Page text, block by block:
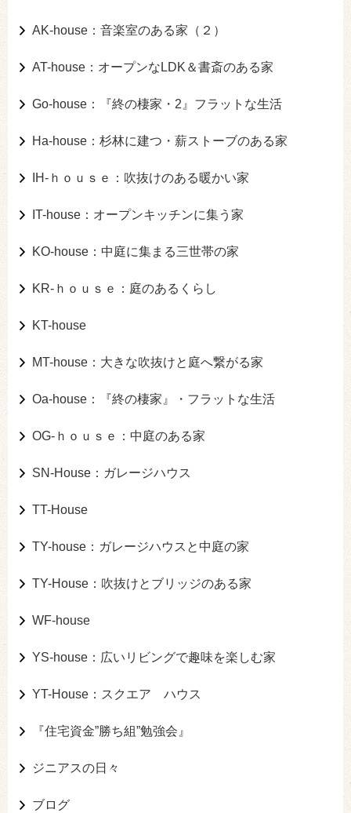
AK-house：音楽室のある家（２）
AT-house：オープンなLDK＆書斎のある家
Go-house：『終の棲家・2』フラットな生活
Ha-house：杉林に建つ・薪ストーブのある家
IH-ｈｏｕｓｅ：吹抜けのある暖かい家
IT-house：オープンキッチンに集う家
KO-house：中庭に集まる三世帯の家
KR-ｈｏｕｓｅ：庭のあるくらし
KT-house
MT-house：大きな吹抜けと庭へ繋がる家
Oa-house：『終の棲家』・フラットな生活
OG-ｈｏｕｓｅ：中庭のある家
SN-House：ガレージハウス
TT-House
TY-house：ガレージハウスと中庭の家
TY-House：吹抜けとブリッジのある家
WF-house
YS-house：広いリビングで趣味を楽しむ家
YT-House：スクエア ハウス
『住宅資金”勝ち組”勉強会』
ジニアスの日々
ブログ